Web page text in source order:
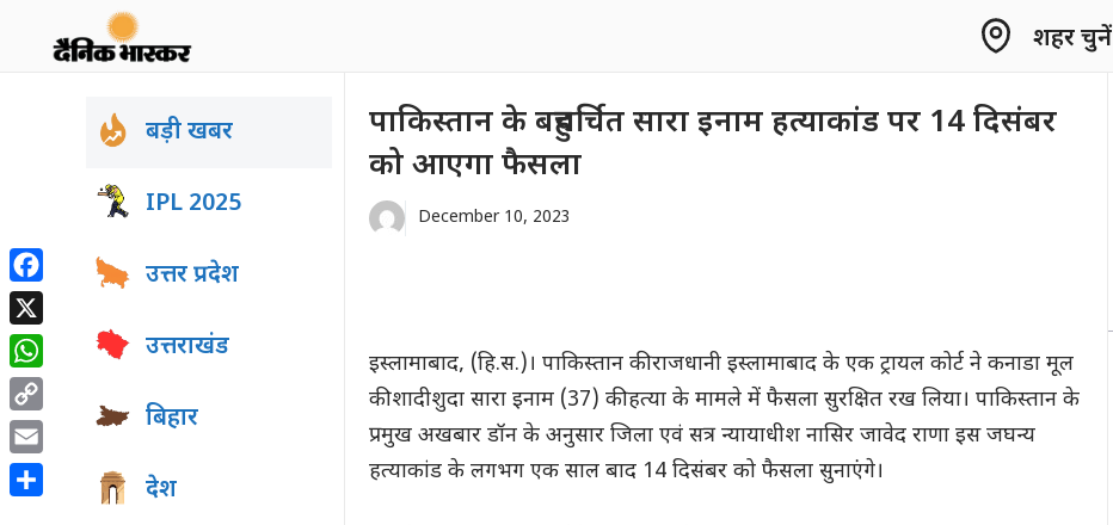
शहर चुनें
पाकिस्तान के बहुचर्चित सारा इनाम हत्याकांड पर 14 दिसंबर
को आएगा फैसला
December 10, 2023
इस्लामाबाद, (हि.स.)। पाकिस्तान की राजधानी इस्लामाबाद के एक ट्रायल कोर्ट ने कनाडा मूल
की शादीशुदा सारा इनाम (37) की हत्या के मामले में फैसला सुरक्षित रख लिया। पाकिस्तान के
प्रमुख अखबार डॉन के अनुसार जिला एवं सत्र न्यायाधीश नासिर जावेद राणा इस जघन्य
हत्याकांड के लगभग एक साल बाद 14 दिसंबर को फैसला सुनाएंगे।
बड़ी खबर
IPL 2025
उत्तर प्रदेश
उत्तराखंड
बिहार
देश
Facebook
X
WhatsApp
Copy
Link
Email